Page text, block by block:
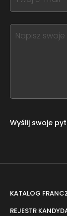
field
blank
you
leave
Wyślij swoje
KATALOG
REJESTR